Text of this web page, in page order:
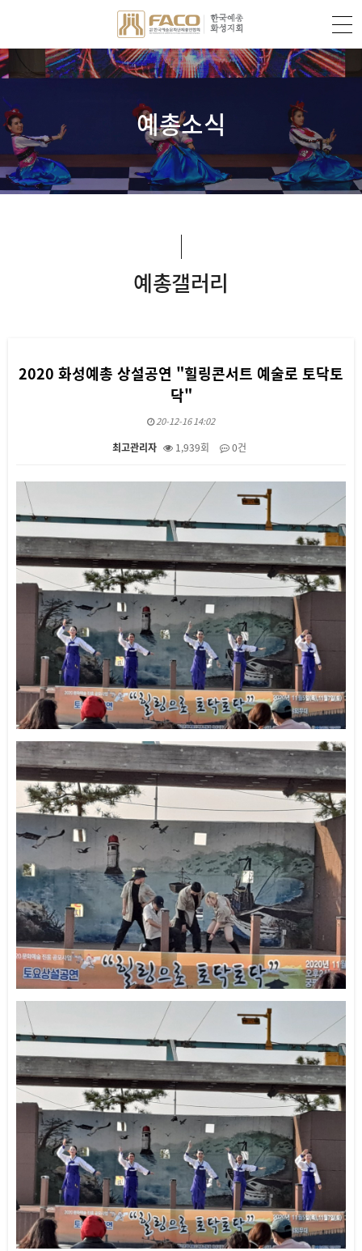
예총소식
예총갤러리
2020 화성예총 상설공연 "힐링콘서트 예술로 토닥토
닥"
20-12-16 14:02
최고관리자 1,939회 0건
본문